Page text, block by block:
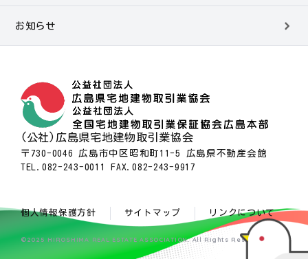
お知らせ
(公社)広島県宅地建物取引業協会
〒730-0046 広島市中区昭和町11-5 広島県不動産会館
TEL.082-243-0011 FAX.082-243-9917
個人情報保護方針 サイトマップ リンクについて
©2025 HIROSHIMA REAL ESTATE ASSOCIATION. All Rights Reserved.